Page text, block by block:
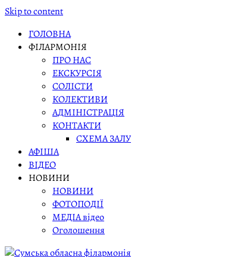
Skip to content
ГОЛОВНА
ФІЛАРМОНІЯ
ПРО НАС
ЕКСКУРСІЯ
СОЛІСТИ
КОЛЕКТИВИ
АДМІНІСТРАЦІЯ
КОНТАКТИ
СХЕМА ЗАЛУ
АФІША
ВІДЕО
НОВИНИ
НОВИНИ
ФОТОПОДІЇ
МЕДІА відео
Оголошення